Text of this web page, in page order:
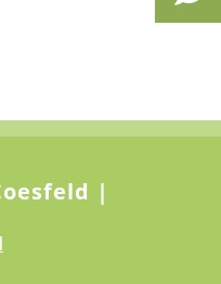
|